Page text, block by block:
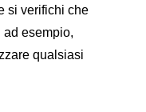
si verifichi che
esempio,
qualsiasi